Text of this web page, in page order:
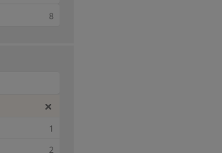
8
1
2